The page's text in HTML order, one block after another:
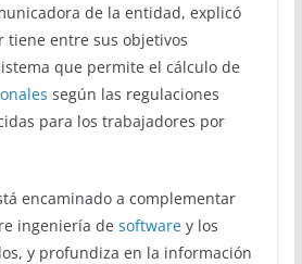
de la entidad, explicó
entre sus objetivos
que permite el cálculo de
según las regulaciones
para los trabajadores por
encaminado a complementar
ingeniería de softwarey los
y profundiza en la información